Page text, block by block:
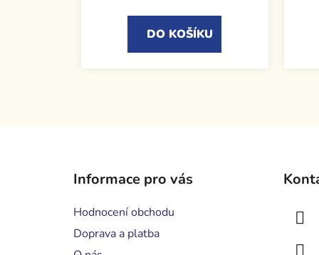
DO KOŠÍKU
Informace pro vás
Hodnocení obchodu
Doprava a platba